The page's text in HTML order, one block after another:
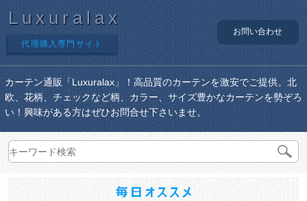
Luxuralax
代理購入専門サイト
お問い合わせ
カーテン通販「Luxuralax」！高品質のカーテンを激安でご提供。北
欧、花柄、チェックなど柄、カラー、サイズ豊かなカーテンを勢ぞろ
い！興味がある方はぜひお問合せ下さいませ。